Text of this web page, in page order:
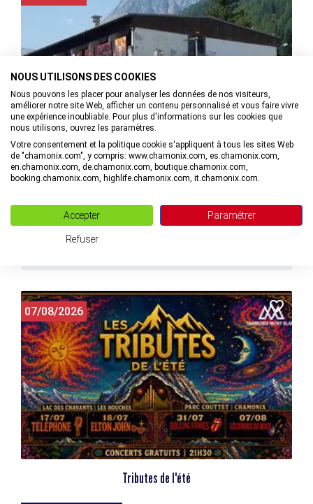
Visite commentée de l'exposition La Nature comme Refuge,
pavillon français de la Biennale de Gaza - Festival LA NUIT
à Vallorcine
07/08/2026
Tributes de l'été
NOUS UTILISONS DES COOKIES
Nous pouvons les placer pour analyser les données de nos visiteurs,
améliorer notre site Web, afficher un contenu personnalisé et vous faire vivre
une expérience inoubliable. Pour plus d'informations sur les cookies que
nous utilisons, ouvrez les paramètres.
Votre consentement et la politique cookie s'appliquent à tous les sites Web
de "chamonix.com", y compris: www.chamonix.com, es.chamonix.com,
en.chamonix.com, de.chamonix.com, boutique.chamonix.com,
booking.chamonix.com, highlife.chamonix.com, it.chamonix.com.
Accepter Paramétrer
Refuser